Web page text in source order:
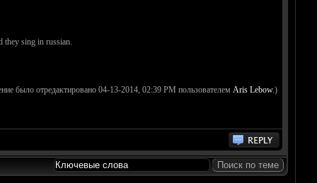
they sing in russian.
было отредактировано 04-13-2014, 02:39 PM пользователем Aris Lebow.)